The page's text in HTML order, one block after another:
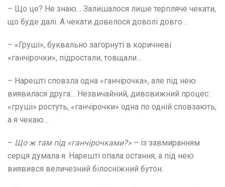
– Що це? Не знаю… Залишалося лише терпляче чекати,
що буде далі. А чекати довелося доволі довго…
– «Груші», буквально загорнуті в коричневі
«ганчірочки», підростали, товщали…
– Нарешті сповзла одна «ганчірочка», але під нею
виявилася друга… Незвичайний, дивовижний процес:
«груші» ростуть, «ганчірочки» одна по одній сповзають,
а я чекаю…
– Що ж там під «ганчірочками?» – із завмиранням
серця думала я. Нарешті опала остання, а під нею
виявився величезний білосніжний бутон.